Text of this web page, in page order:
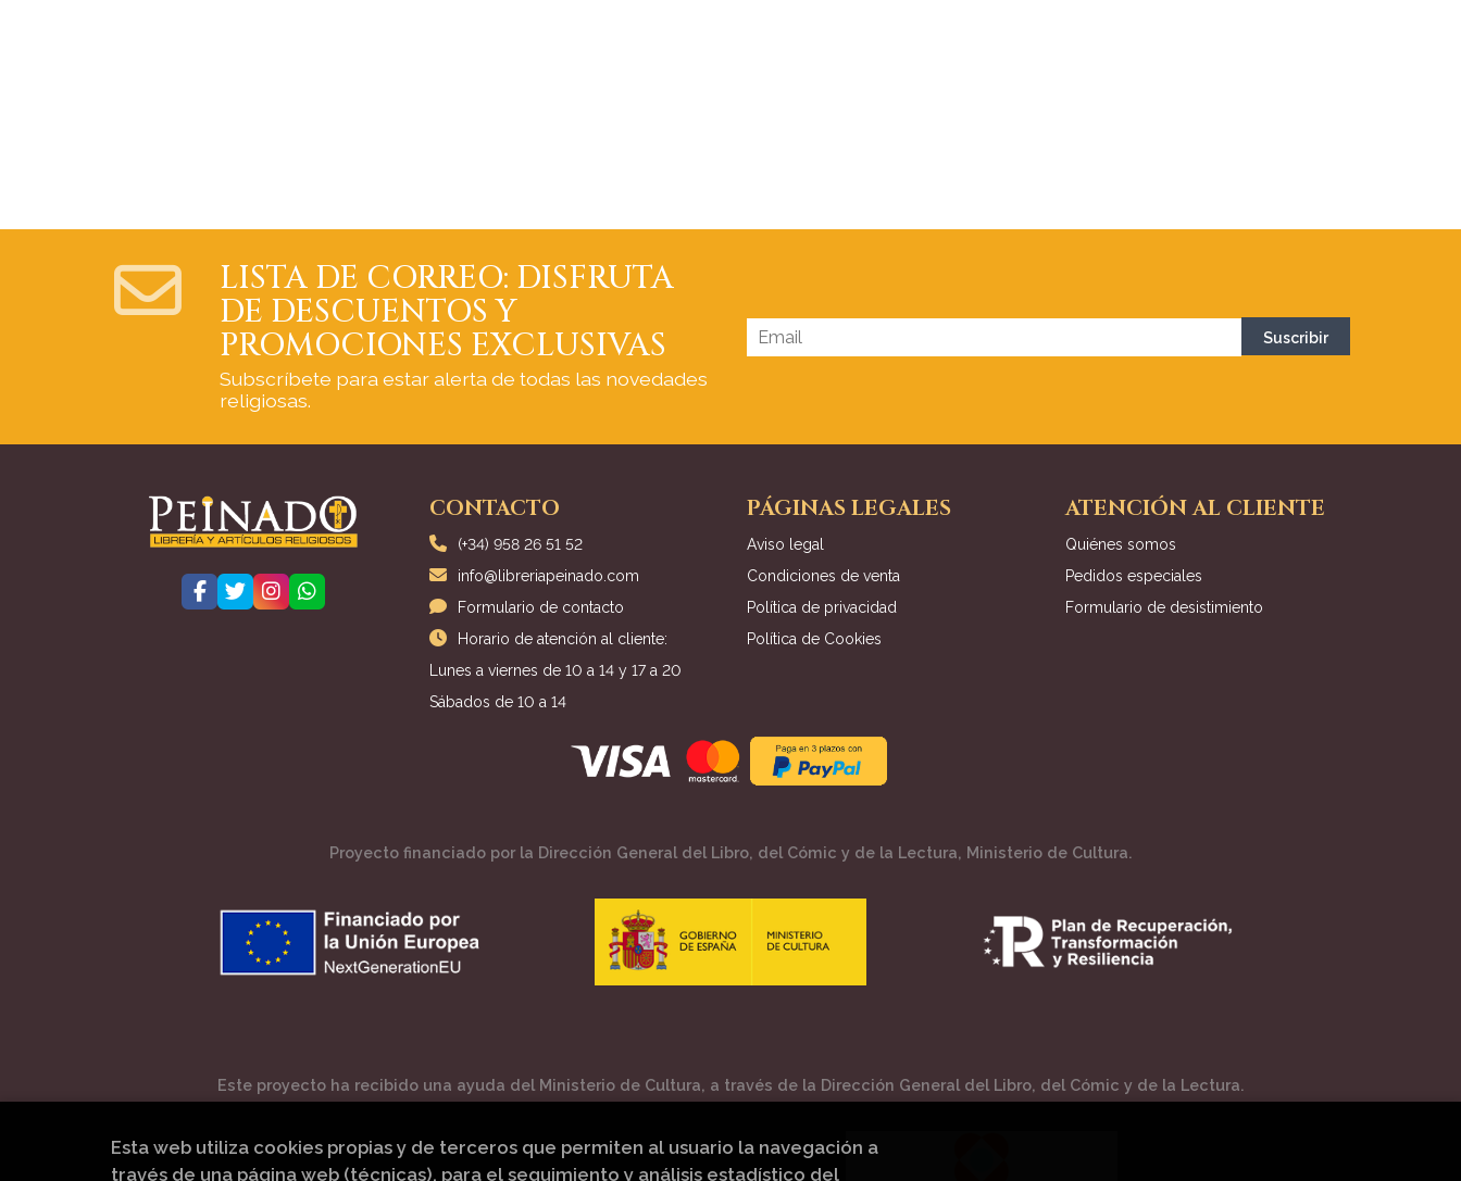
LISTA DE CORREO: DISFRUTA
DE DESCUENTOS Y
PROMOCIONES EXCLUSIVAS
Subscríbete para estar alerta de todas las novedades
religiosas.
CONTACTO
(+34) 958 26 51 52
info@libreriapeinado.com
Formulario de contacto
Horario de atención al cliente:
Lunes a viernes de 10 a 14 y 17 a 20
Sábados de 10 a 14
PÁGINAS LEGALES
Aviso legal
Condiciones de venta
Política de privacidad
Política de Cookies
ATENCIÓN AL CLIENTE
Quiénes somos
Pedidos especiales
Formulario de desistimiento
Proyecto financiado por la Dirección General del Libro, del Cómic y de la Lectura, Ministerio de Cultura.
Este proyecto ha recibido una ayuda del Ministerio de Cultura, a través de la Dirección General del Libro, del Cómic y de la Lectura.
Esta web utiliza cookies propias y de terceros que permiten al usuario la navegación a
través de una página web (técnicas), para el seguimiento y análisis estadístico del